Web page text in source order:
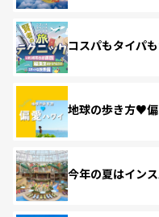
コスパもタイパ
地球の歩き方♥
今年の夏はイン